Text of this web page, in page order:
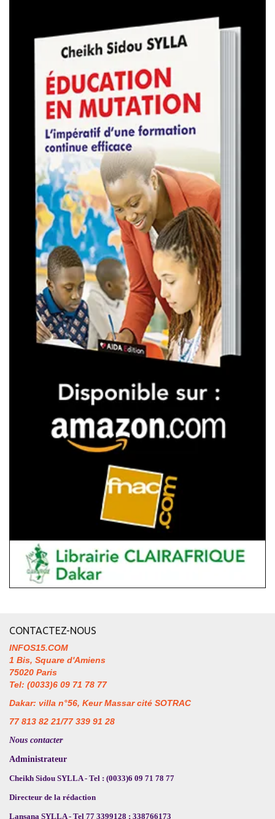
CONTACTEZ-NOUS
INFOS15.COM
1 Bis, Square d'Amiens
75020 Paris
Tel: (0033)6 09 71 78 77
Dakar: villa n°56, Keur Massar cité SOTRAC
77 813 82 21/77 339 91 28
Nous contacter
Administrateur
Cheikh Sidou SYLLA - Tel : (0033)6 09 71 78 77
Directeur de la rédaction
Lansana SYLLA - Tel 77 3399128 ; 338766173